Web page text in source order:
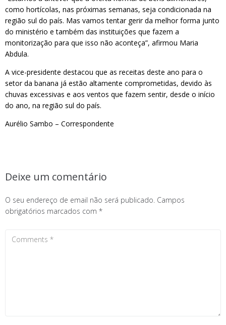
como hortícolas, nas próximas semanas, seja condicionada na
região sul do país. Mas vamos tentar gerir da melhor forma junto
do ministério e também das instituições que fazem a
monitorização para que isso não aconteça”, afirmou Maria
Abdula.
A vice-presidente destacou que as receitas deste ano para o
setor da banana já estão altamente comprometidas, devido às
chuvas excessivas e aos ventos que fazem sentir, desde o início
do ano, na região sul do país.
Aurélio Sambo – Correspondente
Deixe um comentário
O seu endereço de email não será publicado. Campos
obrigatórios marcados com *